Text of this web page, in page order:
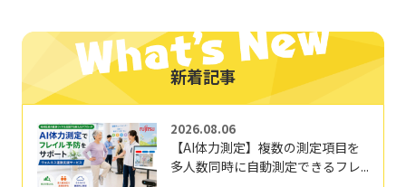
新着記事
2026.08.06
【AI体力測定】複数の測定項目を
多人数同時に自動測定できるフレ...